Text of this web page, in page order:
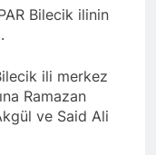
Başkan
katıldı.
İlgin,
Yazar Ümit
Aziz Yağan ve
Küçük ülkede
gelişen son
Kürt halkının
tanınması
1 EYLÜL
ili SİVEREK
yapıldı.
Partisi-
Bilecik ilinin
ili merkez
Ramazan
ve Said Ali